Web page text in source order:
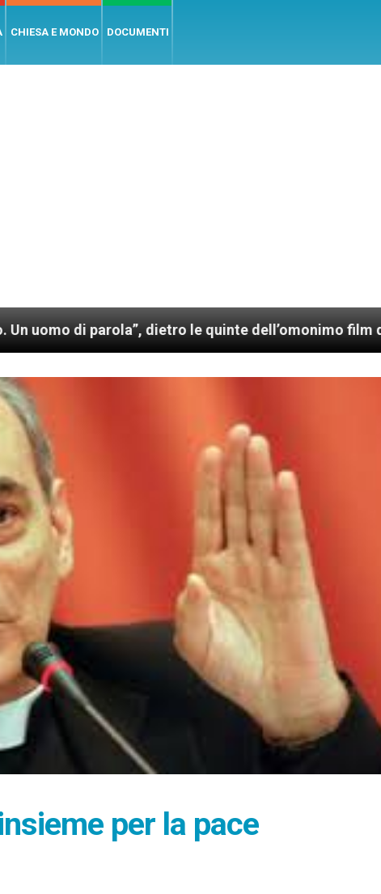
CHIESA E MONDO DOCUMENTI
dietro le quinte dell’omonimo film di Wim Wenders
per la pace